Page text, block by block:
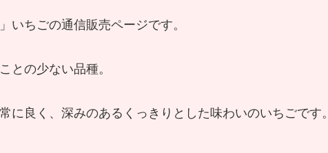
いちごの通信販売ページです。
との少ない品種。
に良く、深みのあるくっきりとした味わいのいちごです。